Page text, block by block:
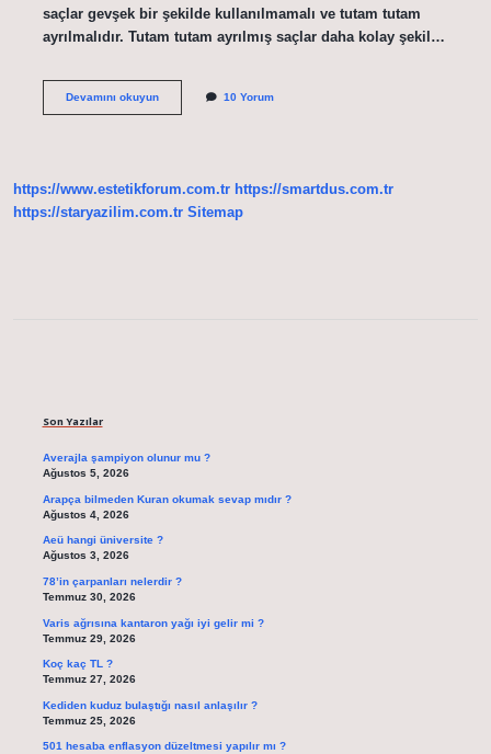
saçlar gevşek bir şekilde kullanılmamalı ve tutam tutam
ayrılmalıdır. Tutam tutam ayrılmış saçlar daha kolay şekil…
Devamını okuyunDüzleştirici 10 Yorum
https://www.estetikforum.com.tr https://smartdus.com.tr
https://staryazilim.com.tr Sitemap
Son Yazılar
Averajla şampiyon olunur mu ?
Ağustos 5, 2026
Arapça bilmeden Kuran okumak sevap mıdır ?
Ağustos 4, 2026
Aeü hangi üniversite ?
Ağustos 3, 2026
78’in çarpanları nelerdir ?
Temmuz 30, 2026
Varis ağrısına kantaron yağı iyi gelir mi ?
Temmuz 29, 2026
Koç kaç TL ?
Temmuz 27, 2026
Kediden kuduz bulaştığı nasıl anlaşılır ?
Temmuz 25, 2026
501 hesaba enflasyon düzeltmesi yapılır mı ?